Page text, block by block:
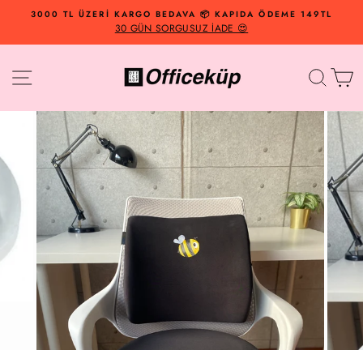
İçeriğe3000 TL ÜZERİ KARGO BEDAVA 📦 KAPIDA ÖDEME 149TL
30 GÜN SORGUSUZ İADE 😍
Arama